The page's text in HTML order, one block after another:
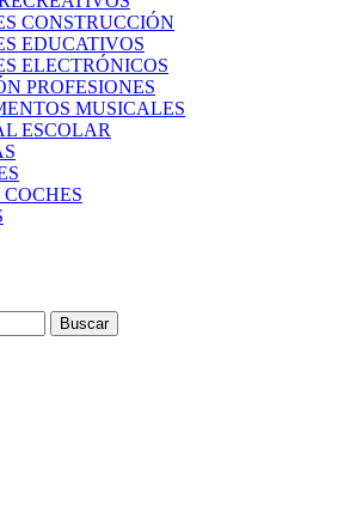
CONSTRUCCIÓN
EDUCATIVOS
ELECTRÓNICOS
PROFESIONES
MUSICALES
ESCOLAR
COCHES
Buscar